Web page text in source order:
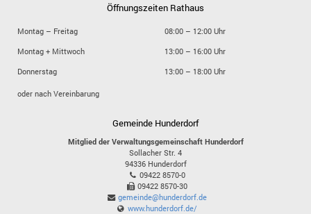
Öffnungszeiten Rathaus
Montag – Freitag
08:00 – 12:00 Uhr
Montag + Mittwoch
13:00 – 16:00 Uhr
Donnerstag
13:00 – 18:00 Uhr
oder nach Vereinbarung
Gemeinde Hunderdorf
Mitglied der Verwaltungsgemeinschaft Hunderdorf
Sollacher Str. 4
94336 Hunderdorf
09422 8570-0
09422 8570-30
gemeinde@hunderdorf.de
www.hunderdorf.de/